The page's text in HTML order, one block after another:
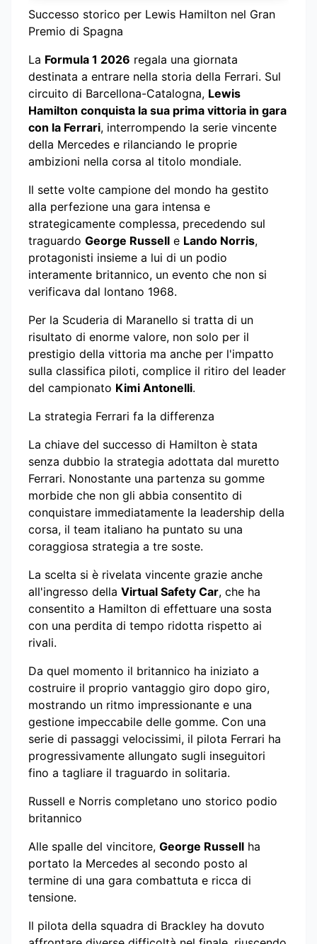
Successo storico per Lewis Hamilton nel Gran
Premio di Spagna
La Formula 1 2026 regala una giornata
destinata a entrare nella storia della Ferrari. Sul
circuito di Barcellona-Catalogna, Lewis
Hamilton conquista la sua prima vittoria in gara
con la Ferrari, interrompendo la serie vincente
della Mercedes e rilanciando le proprie
ambizioni nella corsa al titolo mondiale.
Il sette volte campione del mondo ha gestito
alla perfezione una gara intensa e
strategicamente complessa, precedendo sul
traguardo George Russell e Lando Norris,
protagonisti insieme a lui di un podio
interamente britannico, un evento che non si
verificava dal lontano 1968.
Per la Scuderia di Maranello si tratta di un
risultato di enorme valore, non solo per il
prestigio della vittoria ma anche per l'impatto
sulla classifica piloti, complice il ritiro del leader
del campionato Kimi Antonelli.
La strategia Ferrari fa la differenza
La chiave del successo di Hamilton è stata
senza dubbio la strategia adottata dal muretto
Ferrari. Nonostante una partenza su gomme
morbide che non gli abbia consentito di
conquistare immediatamente la leadership della
corsa, il team italiano ha puntato su una
coraggiosa strategia a tre soste.
La scelta si è rivelata vincente grazie anche
all'ingresso della Virtual Safety Car, che ha
consentito a Hamilton di effettuare una sosta
con una perdita di tempo ridotta rispetto ai
rivali.
Da quel momento il britannico ha iniziato a
costruire il proprio vantaggio giro dopo giro,
mostrando un ritmo impressionante e una
gestione impeccabile delle gomme. Con una
serie di passaggi velocissimi, il pilota Ferrari ha
progressivamente allungato sugli inseguitori
fino a tagliare il traguardo in solitaria.
Russell e Norris completano uno storico podio
britannico
Alle spalle del vincitore, George Russell ha
portato la Mercedes al secondo posto al
termine di una gara combattuta e ricca di
tensione.
Il pilota della squadra di Brackley ha dovuto